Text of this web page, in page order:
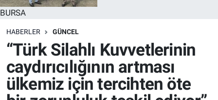
BURSA
HABERLER GÜNCEL
“Türk Silahlı Kuvvetlerinin
caydırıcılığının artması
ülkemiz için tercihten öte